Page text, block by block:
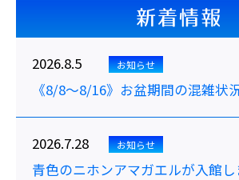
新着情報
2026.8.5 お知らせ
《8/8～8/16》お盆期間の混雑状
2026.7.28 お知らせ
青色のニホンアマガエルが入館し